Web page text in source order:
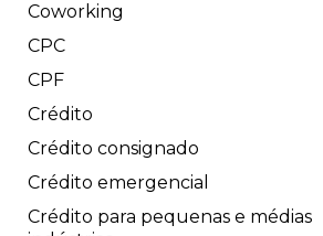
Coworking
CPC
CPF
Crédito
Crédito consignado
Crédito emergencial
Crédito para pequenas e médias